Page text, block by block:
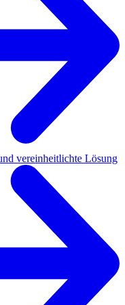
vereinheitlichte Lösung